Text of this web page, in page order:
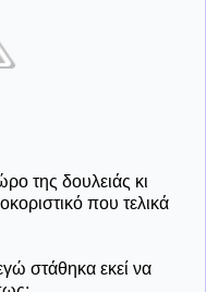
της δουλειάς κι
που τελικά
στάθηκα εκεί να